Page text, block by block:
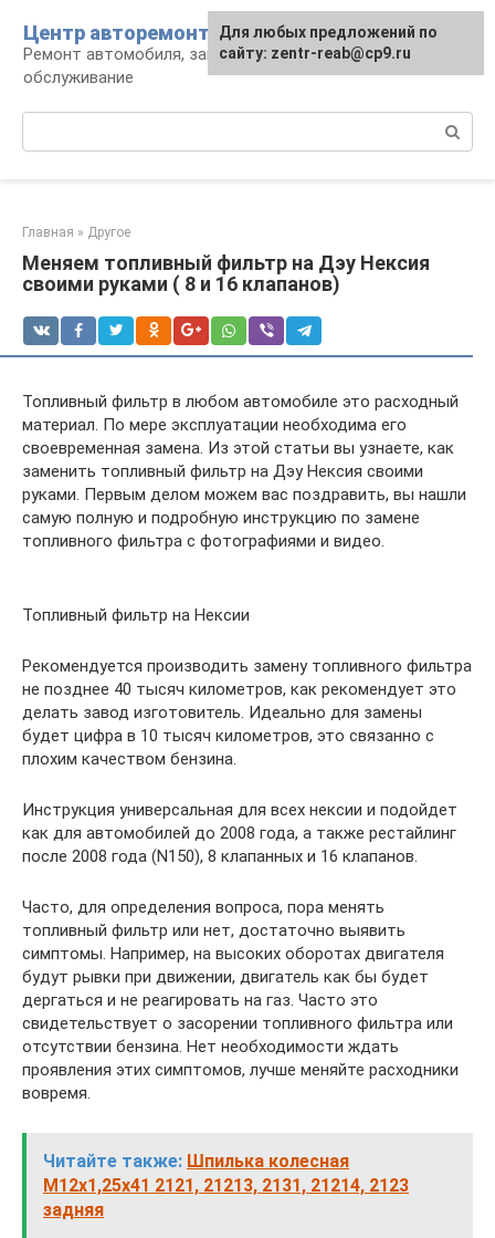
контенту
Центр авторемонта
Ремонт автомобиля, запчасти и
обслуживание
Главная » Другое
Меняем топливный фильтр на Дэу Нексия
своими руками ( 8 и 16 клапанов)
Топливный фильтр в любом автомобиле это расходный
материал. По мере эксплуатации необходима его
своевременная замена. Из этой статьи вы узнаете, как
заменить топливный фильтр на Дэу Нексия своими
руками. Первым делом можем вас поздравить, вы нашли
самую полную и подробную инструкцию по замене
топливного фильтра с фотографиями и видео.
Топливный фильтр на Нексии
Рекомендуется производить замену топливного фильтра
не позднее 40 тысяч километров, как рекомендует это
делать завод изготовитель. Идеально для замены
будет цифра в 10 тысяч километров, это связанно с
плохим качеством бензина.
Инструкция универсальная для всех нексии и подойдет
как для автомобилей до 2008 года, а также рестайлинг
после 2008 года (N150), 8 клапанных и 16 клапанов.
Часто, для определения вопроса, пора менять
топливный фильтр или нет, достаточно выявить
симптомы. Например, на высоких оборотах двигателя
будут рывки при движении, двигатель как бы будет
дергаться и не реагировать на газ. Часто это
свидетельствует о засорении топливного фильтра или
отсутствии бензина. Нет необходимости ждать
проявления этих симптомов, лучше меняйте расходники
вовремя.
Читайте также: Шпилька колесная
М12х1,25х41 2121, 21213, 2131, 21214, 2123
задняя
Для любых предложений по
сайту: zentr-reab@cp9.ru